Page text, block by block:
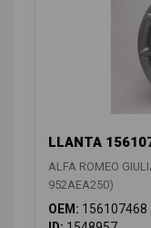
LLANTA
ALFA ROMEO
952AEA250)
OEM: 156107468